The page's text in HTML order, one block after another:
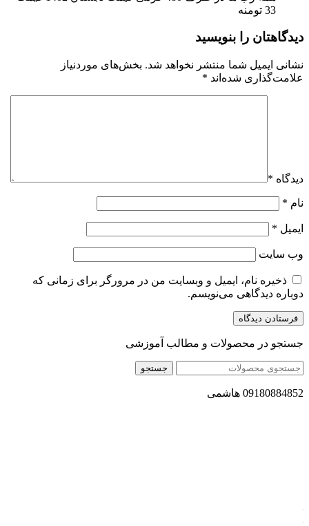
33 تومنه
دیدگاهتان را بنویسید
نشانی ایمیل شما منتشر نخواهد شد. بخش‌های موردنیاز
علامت‌گذاری شده‌اند *
دیدگاه *
نام *
ایمیل *
وب‌ سایت
ذخیره نام، ایمیل و وبسایت من در مرورگر برای زمانی که
دوباره دیدگاهی می‌نویسم.
جستجو در محصولات و مطالب آموزشی
جستجو
09180884852 هاشمی